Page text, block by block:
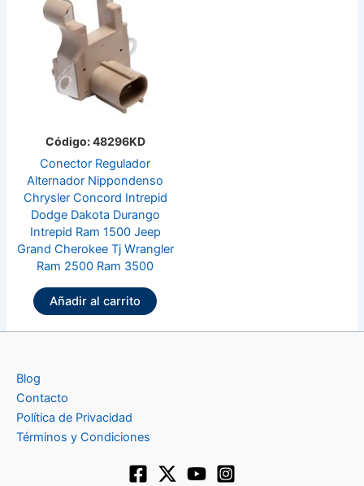
Código: 48296KD
Conector Regulador
Alternador Nippondenso
Chrysler Concord Intrepid
Dodge Dakota Durango
Intrepid Ram 1500 Jeep
Grand Cherokee Tj Wrangler
Ram 2500 Ram 3500
Añadir al carrito
Blog
Contacto
Política de Privacidad
Términos y Condiciones